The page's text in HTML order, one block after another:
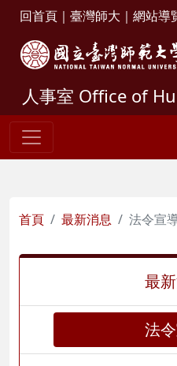
回首頁 ｜ 臺灣師大 ｜ 網站導
人事室 Office of
首頁 最新消息 法令宣
最
法